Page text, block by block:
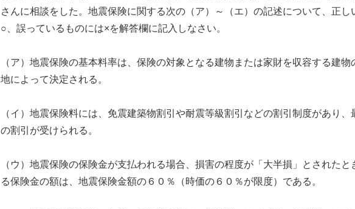
さんに相談をした。地震保険に関する次の（ア）～（エ）の記述について、正し
○、誤っているものには×を解答欄に記入しなさい。
（ア）地震保険の基本料率は、保険の対象となる建物または家財を収容する建物
地によって決定される。
（イ）地震保険料には、免震建築物割引や耐震等級割引などの割引制度があり、
の割引が受けられる。
（ウ）地震保険の保険金が支払われる場合、損害の程度が「大半損」とされたと
る保険金の額は、地震保険金額の６０％（時価の６０％が限度）である。